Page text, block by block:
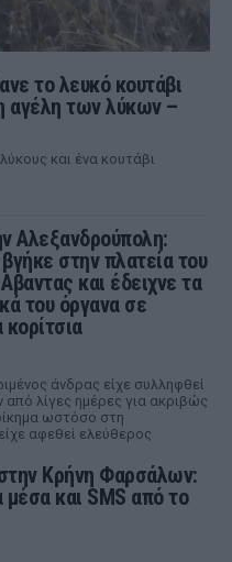
το λευκό κουτάβι
αγέλη των λύκων –
και ένα κουτάβι
Αλεξανδρούπολη:
στην πλατεία του
και έδειχνε τα
του όργανα σε
κορίτσια
άνδρας είχε συλληφθεί
από λίγες ημέρες για ακριβώς
ωστόσο στη
αφεθεί ελεύθερος
Κρήνη Φαρσάλων:
μέσα και SMS από το